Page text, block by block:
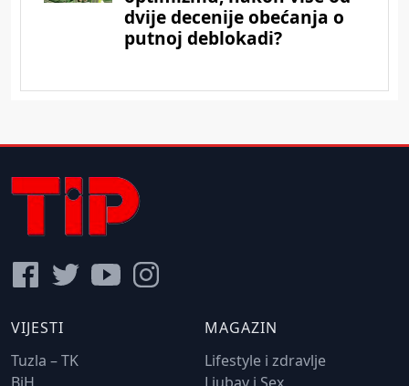
VIJESTI
Tuzla – TK
MAGAZIN
Lifestyle i zdravlje